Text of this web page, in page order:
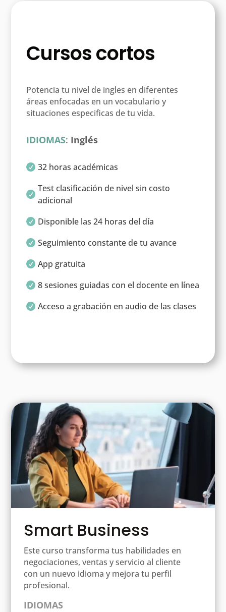
Cursos cortos
Potencia tu nivel de ingles en diferentes
áreas enfocadas en un vocabulario y
situaciones especificas de tu vida.
IDIOMAS: Inglés
 32 horas académicas

Test clasificación de nivel sin costo
adicional
 Disponible las 24 horas del día
 Seguimiento constante de tu avance
 App gratuita
 8 sesiones guiadas con el docente en línea
 Acceso a grabación en audio de las clases
Smart Business
Este curso transforma tus habilidades en
negociaciones, ventas y servicio al cliente
con un nuevo idioma y mejora tu perfil
profesional.
IDIOMAS